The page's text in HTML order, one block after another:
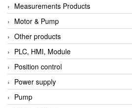
Measurements Products
Motor & Pump
Other products
PLC, HMI, Module
Position control
Power supply
Pump